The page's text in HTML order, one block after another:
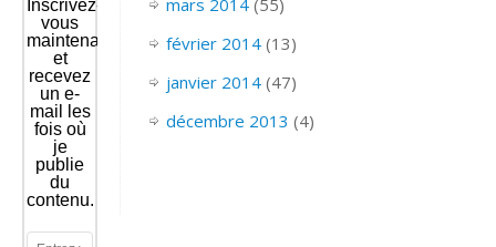
Inscrivez-
vous
maintenant
et
recevez
un e-
mail les
fois où
je
publie
du
contenu.
mars 2014(55)
février 2014(13)
janvier 2014(47)
décembre 2013 (4)